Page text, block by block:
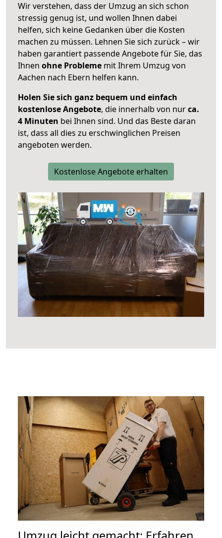
Wir verstehen, dass der Umzug an sich schon
stressig genug ist, und wollen Ihnen dabei
helfen, sich keine Gedanken über die Kosten
machen zu müssen. Lehnen Sie sich zurück – wir
haben garantiert passende Angebote für Sie, das
Ihnen ohne Probleme mit Ihrem Umzug von
Aachen nach Ebern helfen kann.
Holen Sie sich ganz bequem und einfach
kostenlose Angebote, die innerhalb von nurca.
4 Minuten bei Ihnen sind. Und das Beste daran
ist, dass all dies zu erschwinglichen Preisen
angeboten werden.
Kostenlose Angebote erhalten